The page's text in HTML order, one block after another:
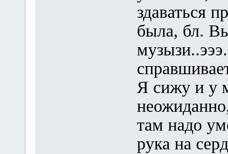
здаваться
была, бл.
Я сижу и у
там надо
рука на